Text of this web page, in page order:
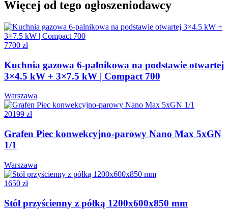
Więcej od tego ogłoszeniodawcy
7700 zł
Kuchnia gazowa 6-palnikowa na podstawie otwartej
3×4.5 kW + 3×7.5 kW | Compact 700
Warszawa
20199 zł
Grafen Piec konwekcyjno-parowy Nano Max 5xGN
1/1
Warszawa
1650 zł
Stół przyścienny z półką 1200x600x850 mm